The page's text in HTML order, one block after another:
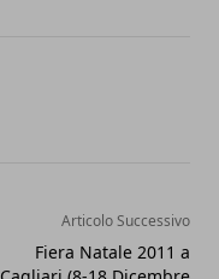
Articolo Successivo
Fiera Natale 2011 a